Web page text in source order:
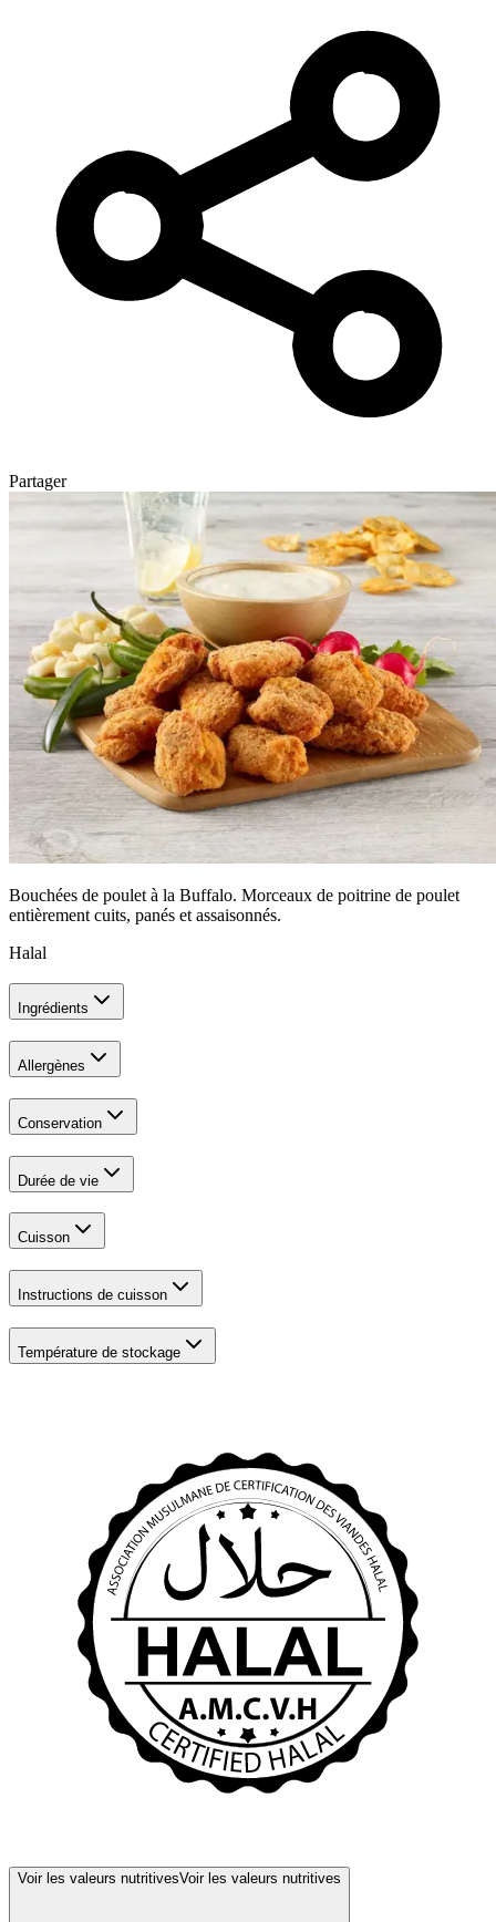
Partager
Bouchées de poulet à la Buffalo. Morceaux de poitrine de poulet
entièrement cuits, panés et assaisonnés.
Halal
Ingrédients
Allergènes
Conservation
Durée de vie
Cuisson
Instructions de cuisson
Température de stockage
Voir les valeurs nutritivesVoir les valeurs nutritives